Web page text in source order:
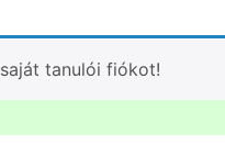
saját tanulói fiókot!